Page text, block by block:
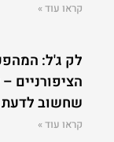
קראו עוד »
לק ג'ל:
הציפורניים
שחשוב לדעת
קראו עוד »